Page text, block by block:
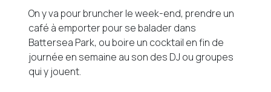
On y va pour bruncher le week-end, prendre un
café à emporter pour se balader dans
Battersea Park, ou boire un cocktail en fin de
journée en semaine au son des DJ ou groupes
qui y jouent.